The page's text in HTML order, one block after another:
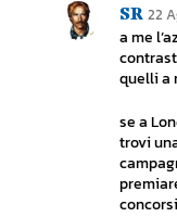
SR 22
a me
quelli a
se a
trovi
concorsi